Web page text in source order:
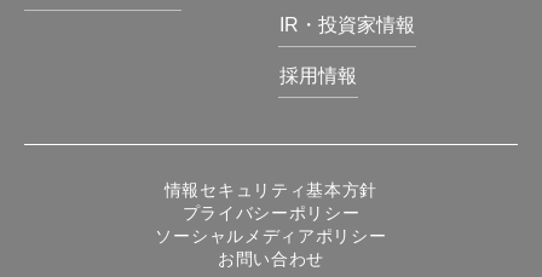
IR・投資家情報
採用情報
情報セキュリティ基本方針
プライバシーポリシー
ソーシャルメディアポリシー
お問い合わせ